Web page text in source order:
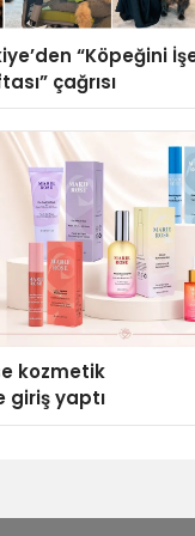
“Köpeğini
çağrısı
kozmetik
giriş yaptı